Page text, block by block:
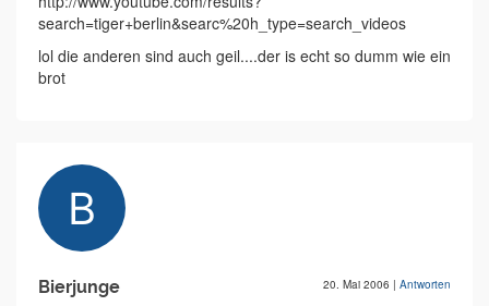
search=tiger+berlin&searc%20h_type=search_videos
lol die anderen sind auch geil....der is echt so dumm wie ein
brot
Bierjunge 20. Mai 2006 | Antworten